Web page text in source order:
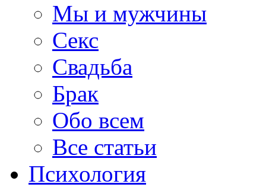
Мы и мужчины
Секс
Свадьба
Брак
Обо всем
Все статьи
Психология